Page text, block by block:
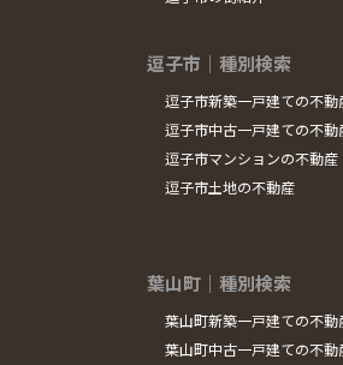
逗子市｜種別検索
逗子市新築一戸建ての不動
逗子市中古一戸建ての不動
逗子市マンションの不動産
逗子市土地の不動産
葉山町｜種別検索
葉山町新築一戸建ての不動
葉山町中古一戸建ての不動